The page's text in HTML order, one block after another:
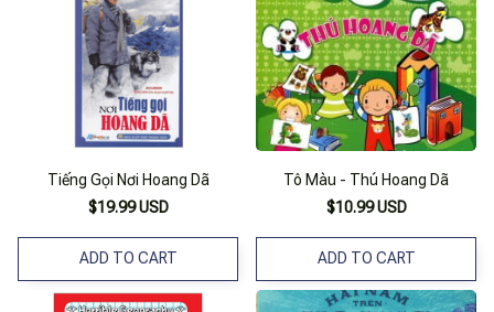
Tiếng Gọi Nơi Hoang Dã
$19.99 USD
ADD TO CART
Tô Màu - Thú Hoang Dã
$10.99 USD
ADD TO CART